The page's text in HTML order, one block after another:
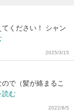
ください！ シャン
2025/3/15
で（髪が絡まるこ
読む
2022/8/5